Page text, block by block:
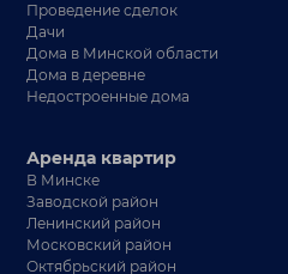
Проведение сделок
Дачи
Дома в Минской области
Дома в деревне
Недостроенные дома
Аренда квартир
В Минске
Заводской район
Ленинский район
Московский район
Октябрьский район